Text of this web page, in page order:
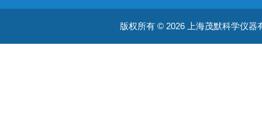
大型分析设备
版权所有 © 2026 上海茂默科学仪